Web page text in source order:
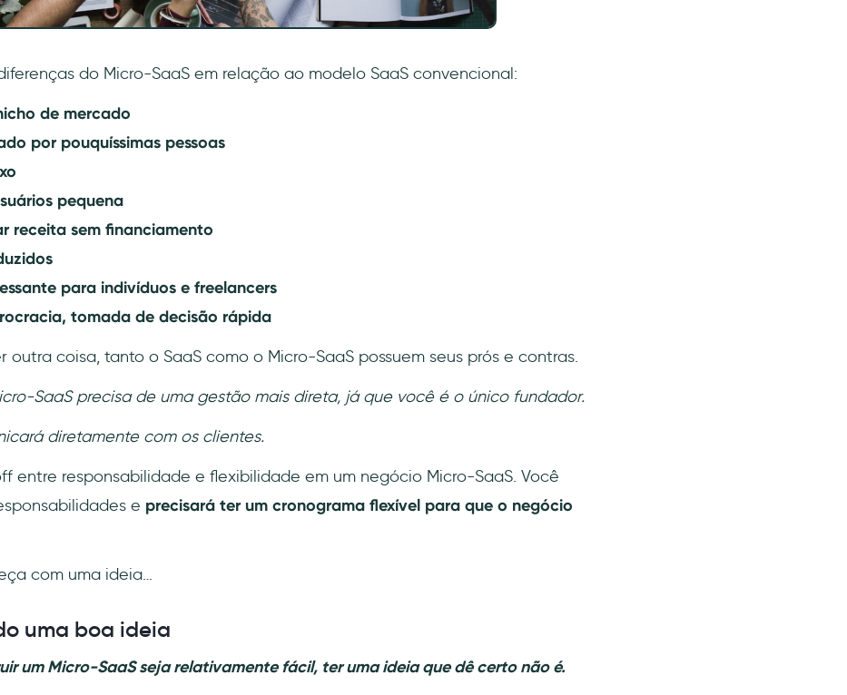
do Micro-SaaS em relação ao modelo SaaS convencional:
de mercado
por pouquíssimas pessoas
pequena
receita sem financiamento
para indivíduos e freelancers
tomada de decisão rápida
outra coisa, tanto o SaaS como o Micro-SaaS possuem seus prós e contras.
SaaS precisa de uma gestão mais direta, já que você é o único fundador.
diretamente com os clientes.
entre responsabilidade e flexibilidade em um negócio Micro-SaaS. Você
e precisará ter um cronograma flexível para que o negócio
com uma ideia…
uma boa ideia
um Micro-SaaS seja relativamente fácil, ter uma ideia que dê certo não é.